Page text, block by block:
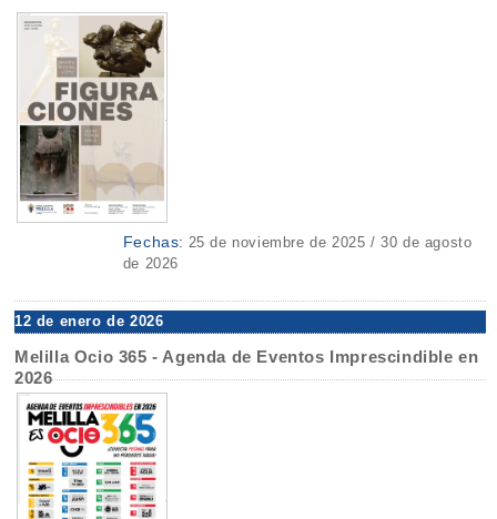
Fechas: 25 de noviembre de 2025 / 30 de agosto
de 2026
12 de enero de 2026
Melilla Ocio 365 - Agenda de Eventos Imprescindible en
2026